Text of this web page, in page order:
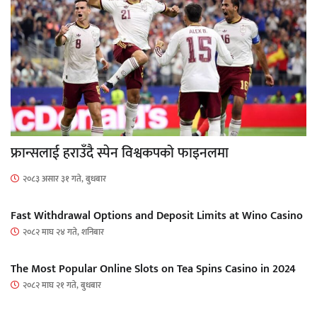
फ्रान्सलाई हराउँदै स्पेन विश्वकपको फाइनलमा
२०८३ असार ३१ गते, बुधबार
Fast Withdrawal Options and Deposit Limits at Wino Casino
२०८२ माघ २४ गते, शनिबार
The Most Popular Online Slots on Tea Spins Casino in 2024
२०८२ माघ २१ गते, बुधबार